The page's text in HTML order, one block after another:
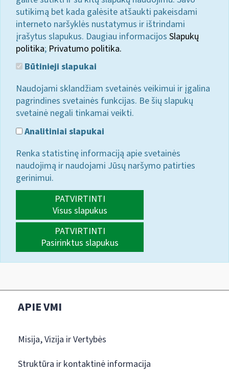
sutikimą bet kada galėsite atšaukti pakeisdami
interneto naršyklės nustatymus ir ištrindami
įrašytus slapukus. Daugiau informacijos Slapukų
politika; Privatumo politika.
Būtinieji slapukai
Naudojami sklandžiam svetainės veikimui ir įgalina
pagrindines svetainės funkcijas. Be šių slapukų
svetainė negali tinkamai veikti.
Analitiniai slapukai
Renka statistinę informaciją apie svetainės
naudojimą ir naudojami Jūsų naršymo patirties
gerinimui.
PATVIRTINTI
Visus slapukus
PATVIRTINTI
Pasirinktus slapukus
APIE VMI
Misija, Vizija ir Vertybės
Struktūra ir kontaktinė informacija